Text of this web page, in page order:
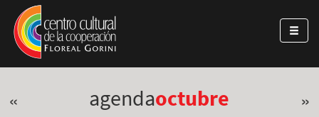
Pasar al contenido principal
Jump to main content
« agendaoctubre »